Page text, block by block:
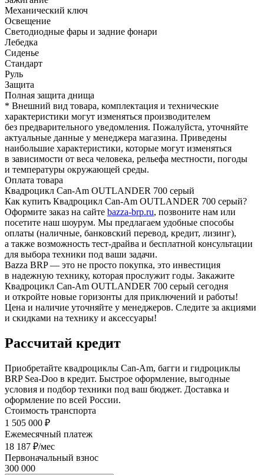
Механический ключ
Освещение
Светодиодные фары и задние фонари
Лебедка
Сиденье
Стандарт
Руль
Защита
Полная защита днища
* Внешний вид товара, комплектация и технические
характеристики могут изменяться производителем
без предварительного уведомления. Пожалуйста, уточняйте
актуальные данные у менеджера магазина. Приведены
наибольшие характеристики, которые могут изменяться
в зависимости от веса человека, рельефа местности, погоды
и температуры окружающей среды.
Оплата товара
Квадроцикл Can-Am OUTLANDER 700 серый
Как купить Квадроцикл Can-Am OUTLANDER 700 серый?
Оформите заказ на сайте bazza-brp.ru, позвоните нам или
посетите наш шоурум. Мы предлагаем удобные способы
оплаты (наличные, банковский перевод, кредит, лизинг),
а также возможность тест-драйва и бесплатной консультации
для выбора техники под ваши задачи.
Bazza BRP — это не просто покупка, это инвестиция
в надежную технику, которая прослужит годы. Закажите
Квадроцикл Can-Am OUTLANDER 700 серый сегодня
и откройте новые горизонты для приключений и работы!
Цена и наличие уточняйте у менеджеров. Следите за акциями
и скидками на технику и аксессуары!
Рассчитай кредит
Приобретайте квадроциклы Can-Am, багги и гидроциклы
BRP Sea-Doo в кредит. Быстрое оформление, выгодные
условия и подбор техники под ваш бюджет. Доставка и
оформление по всей России.
Стоимость транспорта
1 505 000 ₽
Ежемесячный платеж
18 187 ₽/мес
Первоначальный взнос
300 000